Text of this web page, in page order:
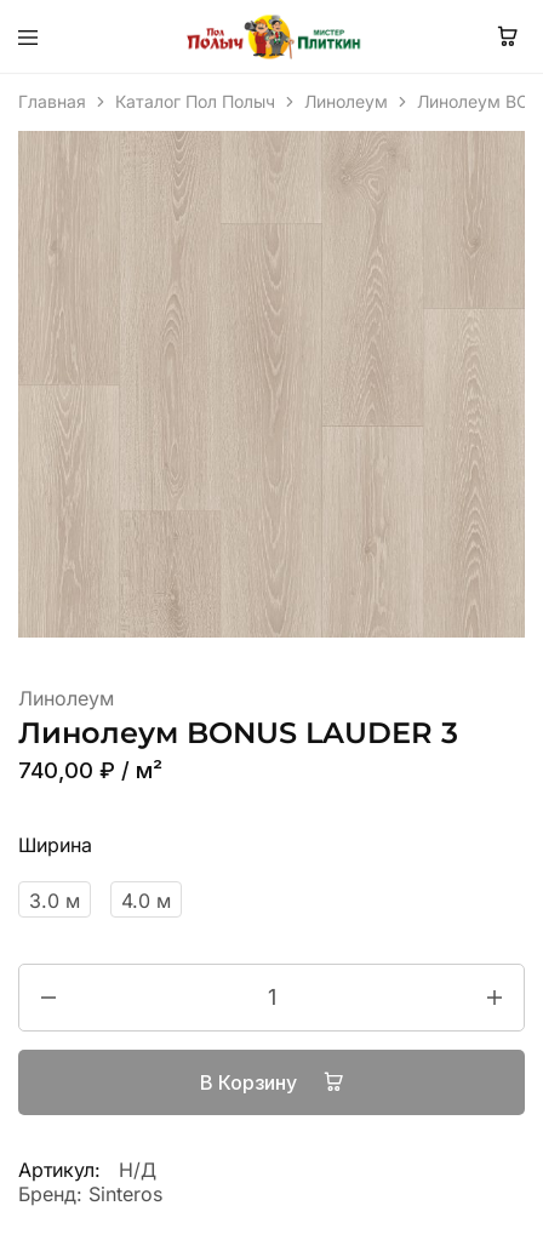
Главная Каталог Пол Полыч Линолеум Линолеум
Линолеум
Линолеум BONUS LAUDER 3
740,00 ₽ / м²
Ширина
3.0 м 4.0 м
В Корзину
Артикул:
Н/Д
Бренд: Sinteros